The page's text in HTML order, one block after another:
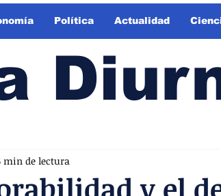
Política Actualidad
y el
min de lectura